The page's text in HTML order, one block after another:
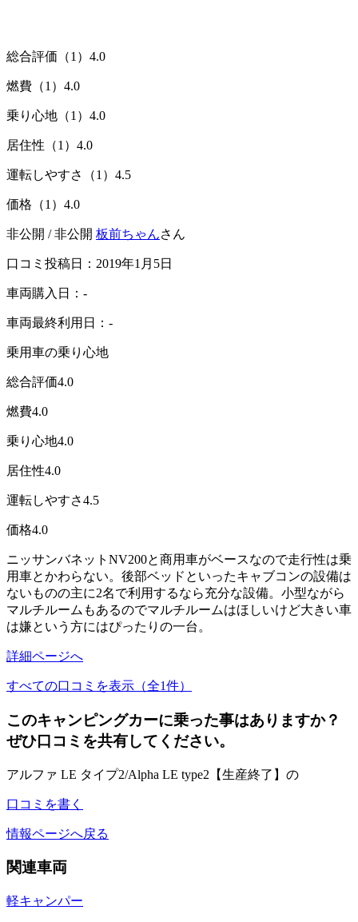
総合評価（1） 4.0
燃費（1） 4.0
乗り心地（1） 4.0
居住性（1） 4.0
運転しやすさ（1） 4.5
価格（1） 4.0
非公開 / 非公開 板前ちゃんさん
口コミ投稿日：2019年1月5日
車両購入日：-
車両最終利用日：-
乗用車の乗り心地
総合評価4.0
燃費4.0
乗り心地4.0
居住性4.0
運転しやすさ4.5
価格4.0
ニッサンバネットNV200と商用車がベースなので走行性は乗
用車とかわらない。後部ベッドといったキャブコンの設備は
ないものの主に2名で利用するなら充分な設備。小型ながら
マルチルームもあるのでマルチルームはほしいけど大きい車
は嫌という方にはぴったりの一台。
詳細ページへ
すべての口コミを表示（全1件）
このキャンピングカーに乗った事はありますか？
ぜひ口コミを共有してください。
アルファ LE タイプ2/Alpha LE type2【生産終了】の
口コミを書く
情報ページへ戻る
関連車両
軽キャンパー